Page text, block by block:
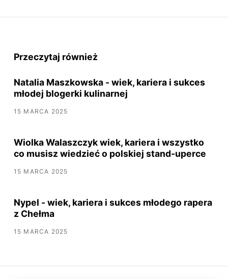
Przeczytaj również
Natalia Maszkowska - wiek, kariera i sukces
młodej blogerki kulinarnej
15 MARCA 2025
Wiolka Walaszczyk wiek, kariera i wszystko
co musisz wiedzieć o polskiej stand-uperce
15 MARCA 2025
Nypel - wiek, kariera i sukces młodego rapera
z Chełma
15 MARCA 2025